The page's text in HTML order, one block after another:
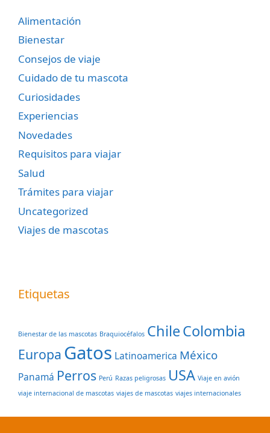
Alimentación
Bienestar
Consejos de viaje
Cuidado de tu mascota
Curiosidades
Experiencias
Novedades
Requisitos para viajar
Salud
Trámites para viajar
Uncategorized
Viajes de mascotas
Etiquetas
Bienestar de las mascotas Braquiocéfalos ChileColombia
Europa Gatos Latinoamerica México
Panamá Perros Perú Razas peligrosas USA Viaje en avión
viaje internacional de mascotas viajes de mascotas viajes internacionales